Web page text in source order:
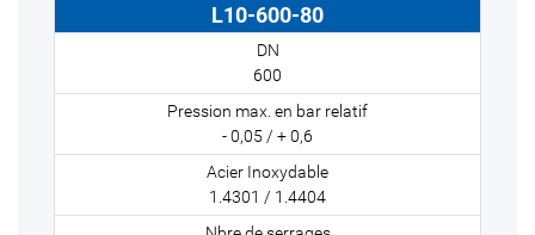
L10-600-80
600
- 0,05 / + 0,6
1.4301 / 1.4404